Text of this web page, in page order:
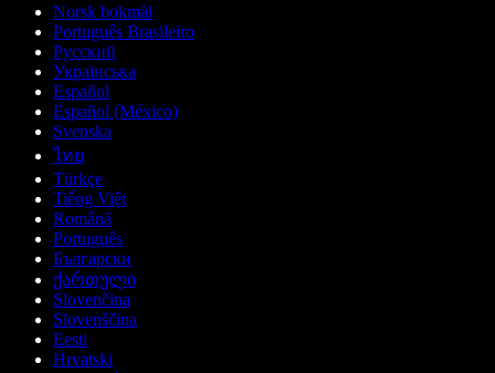
Norsk bokmål
Português Brasileiro
Русский
Українська
Español
Español (México)
Svenska
ไทย
Türkçe
Tiếng Việt
Română
Português
Български
ქართული
Slovenčina
Slovenščina
Eesti
Hrvatski